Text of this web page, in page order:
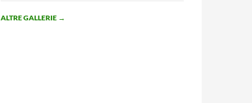
ALTRE GALLERIE →